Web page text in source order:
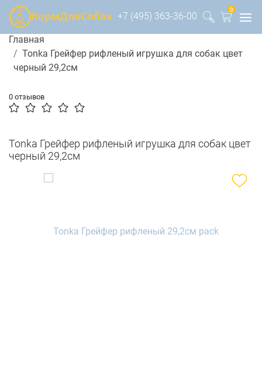
+7 (495) 363-36-00
0
Главная
Tonka Грейфер рифленый игрушка для собак цвет
черный 29,2см
0 отзывов
Tonka Грейфер рифленый игрушка для собак цвет
черный 29,2см